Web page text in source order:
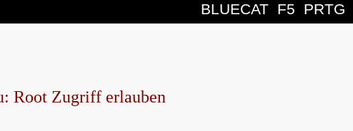
BLUECAT F5 PRTG
Root Zugriff erlauben